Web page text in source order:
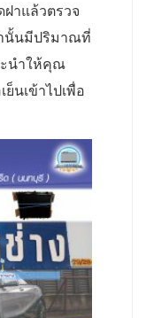
าแล้วตรวจ
นั้นมีปริมาณที่
ะนำให้คุณ
นเข้าไปเพื่อ